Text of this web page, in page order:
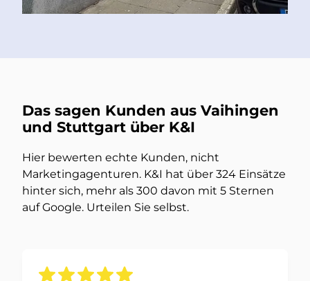
Das sagen Kunden aus Vaihingen
und Stuttgart über K&I
Hier bewerten echte Kunden, nicht
Marketingagenturen. K&I hat über 324 Einsätze
hinter sich, mehr als 300 davon mit 5 Sternen
auf Google. Urteilen Sie selbst.